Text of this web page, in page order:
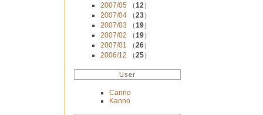
2007/05 （12）
2007/04 （23）
2007/03 （19）
2007/02 （19）
2007/01 （26）
2006/12 （25）
User
Canno
Kanno